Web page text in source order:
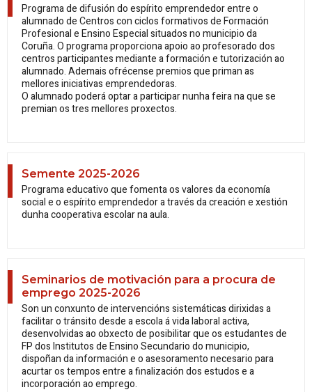
Programa de difusión do espírito emprendedor entre o
alumnado de Centros con ciclos formativos de Formación
Profesional e Ensino Especial situados no municipio da
Coruña. O programa proporciona apoio ao profesorado dos
centros participantes mediante a formación e tutorización ao
alumnado. Ademais ofrécense premios que priman as
mellores iniciativas emprendedoras.
O alumnado poderá optar a participar nunha feira na que se
premian os tres mellores proxectos.
Semente 2025-2026
Programa educativo que fomenta os valores da economía
social e o espírito emprendedor a través da creación e xestión
dunha cooperativa escolar na aula.
Seminarios de motivación para a procura de
emprego 2025-2026
Son un conxunto de intervencións sistemáticas dirixidas a
facilitar o tránsito desde a escola á vida laboral activa,
desenvolvidas ao obxecto de posibilitar que os estudantes de
FP dos Institutos de Ensino Secundario do municipio,
dispoñan da información e o asesoramento necesario para
acurtar os tempos entre a finalización dos estudos e a
incorporación ao emprego.